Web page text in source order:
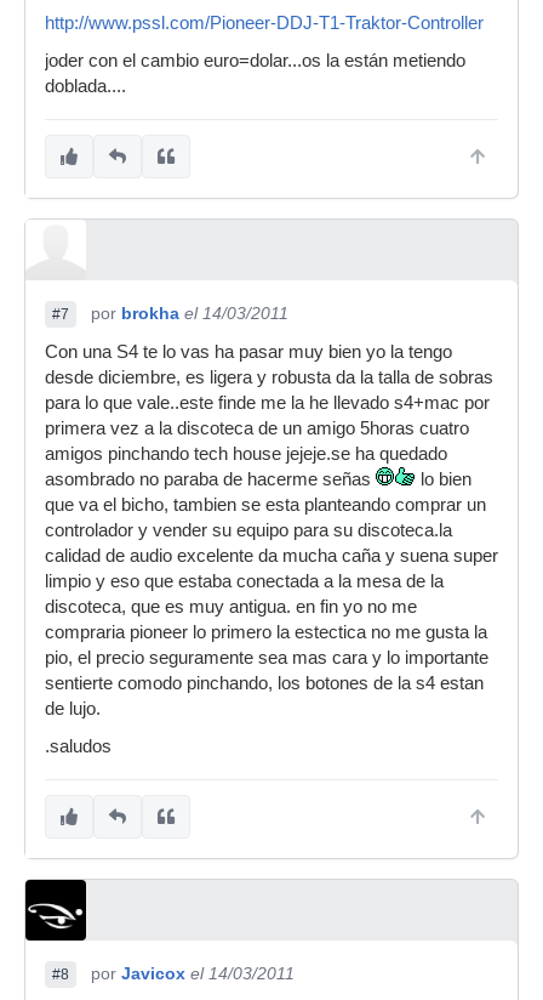
http://www.pssl.com/Pioneer-DDJ-T1-Traktor-Controller
joder con el cambio euro=dolar...os la están metiendo
doblada....
#7 por brokha el 14/03/2011
Con una S4 te lo vas ha pasar muy bien yo la tengo
desde diciembre, es ligera y robusta da la talla de sobras
para lo que vale..este finde me la he llevado s4+mac por
primera vez a la discoteca de un amigo 5horas cuatro
amigos pinchando tech house jejeje.se ha quedado
asombrado no paraba de hacerme señas
lo bien
que va el bicho, tambien se esta planteando comprar un
controlador y vender su equipo para su discoteca.la
calidad de audio excelente da mucha caña y suena super
limpio y eso que estaba conectada a la mesa de la
discoteca, que es muy antigua. en fin yo no me
compraria pioneer lo primero la estectica no me gusta la
pio, el precio seguramente sea mas cara y lo importante
sentierte comodo pinchando, los botones de la s4 estan
de lujo.
.saludos
#8 por Javicox el 14/03/2011